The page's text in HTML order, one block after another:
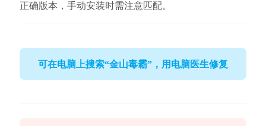
正确版本，手动安装时需注意匹配。
可在电脑上搜索“金山毒霸”，用电脑医生修复